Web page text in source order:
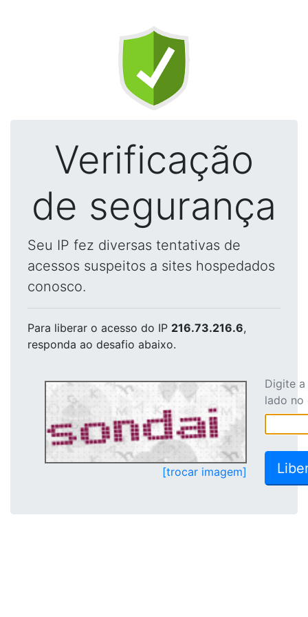
Verificação
de segurança
Seu IP fez diversas tentativas de
acessos suspeitos a sites hospedados
conosco.
Para liberar o acesso do IP 216.73.216.6,
responda ao desafio abaixo.
[trocar imagem]
Digite
lado no